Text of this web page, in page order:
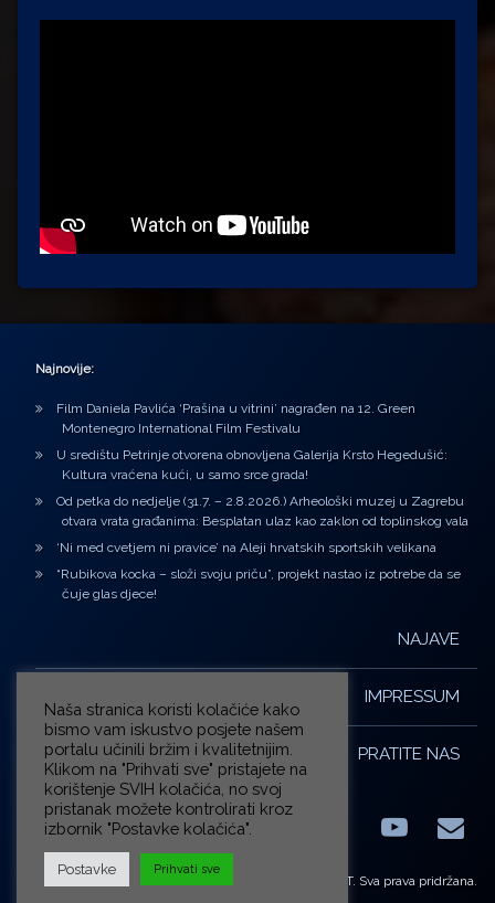
Najnovije:
Film Daniela Pavlića ‘Prašina u vitrini’ nagrađen na 12. Green
Montenegro International Film Festivalu
U središtu Petrinje otvorena obnovljena Galerija Krsto Hegedušić:
Kultura vraćena kući, u samo srce grada!
Od petka do nedjelje (31.7. – 2.8.2026.) Arheološki muzej u Zagrebu
otvara vrata građanima: Besplatan ulaz kao zaklon od toplinskog vala
‘Ni med cvetjem ni pravice’ na Aleji hrvatskih sportskih velikana
“Rubikova kocka – složi svoju priču”, projekt nastao iz potrebe da se
čuje glas djece!
NAJAVE
IMPRESSUM
PRATITE NAS
FacebookLinkedIn E-
© ZG-KULT. Sva prava pridržana.
Naša stranica koristi kolačiće kako
bismo vam iskustvo posjete našem
portalu učinili bržim i kvalitetnijim.
Klikom na "Prihvati sve" pristajete na
korištenje SVIH kolačića, no svoj
pristanak možete kontrolirati kroz
izbornik "Postavke kolačića".
Postavke Prihvati sve